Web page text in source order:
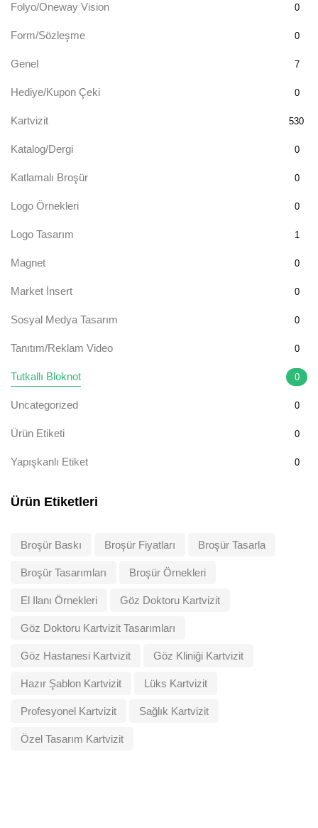
Folyo/Oneway Vision 0
Form/Sözleşme 0
Genel 7
Hediye/Kupon Çeki 0
Kartvizit 530
Katalog/Dergi 0
Katlamalı Broşür 0
Logo Örnekleri 0
Logo Tasarım 1
Magnet 0
Market İnsert 0
Sosyal Medya Tasarım 0
Tanıtım/Reklam Video 0
Tutkallı Bloknot 0
Uncategorized 0
Ürün Etiketi 0
Yapışkanlı Etiket 0
Ürün Etiketleri
Broşür Baskı Broşür Fiyatları Broşür Tasarla
Broşür Tasarımları Broşür Örnekleri
El Ilanı Örnekleri Göz Doktoru Kartvizit
Göz Doktoru Kartvizit Tasarımları
Göz Hastanesi Kartvizit Göz Kliniği Kartvizit
Hazır Şablon Kartvizit Lüks Kartvizit
Profesyonel Kartvizit Sağlık Kartvizit
Özel Tasarım Kartvizit